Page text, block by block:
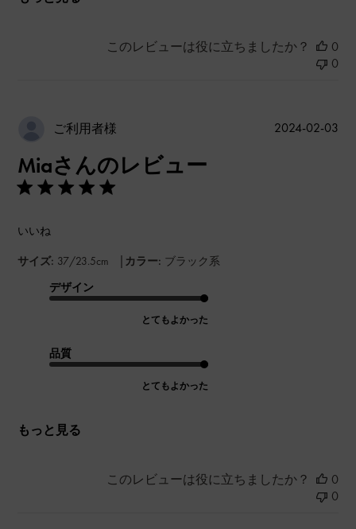
このレビューは役に立ちましたか？
0
0
ご利用者様
Miaさんのレビュー
いいね
サイズ: 37/23.5cm | カラー: ブラック系
デザイン
とてもよかった
品質
とてもよかった
もっと見る
公
2024-02-03
このレビューは役に立ちましたか？
0
0